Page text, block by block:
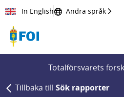
Till innehållet
In English Andra språk
Totalförsvarets
Tillbaka till Sök rapporter